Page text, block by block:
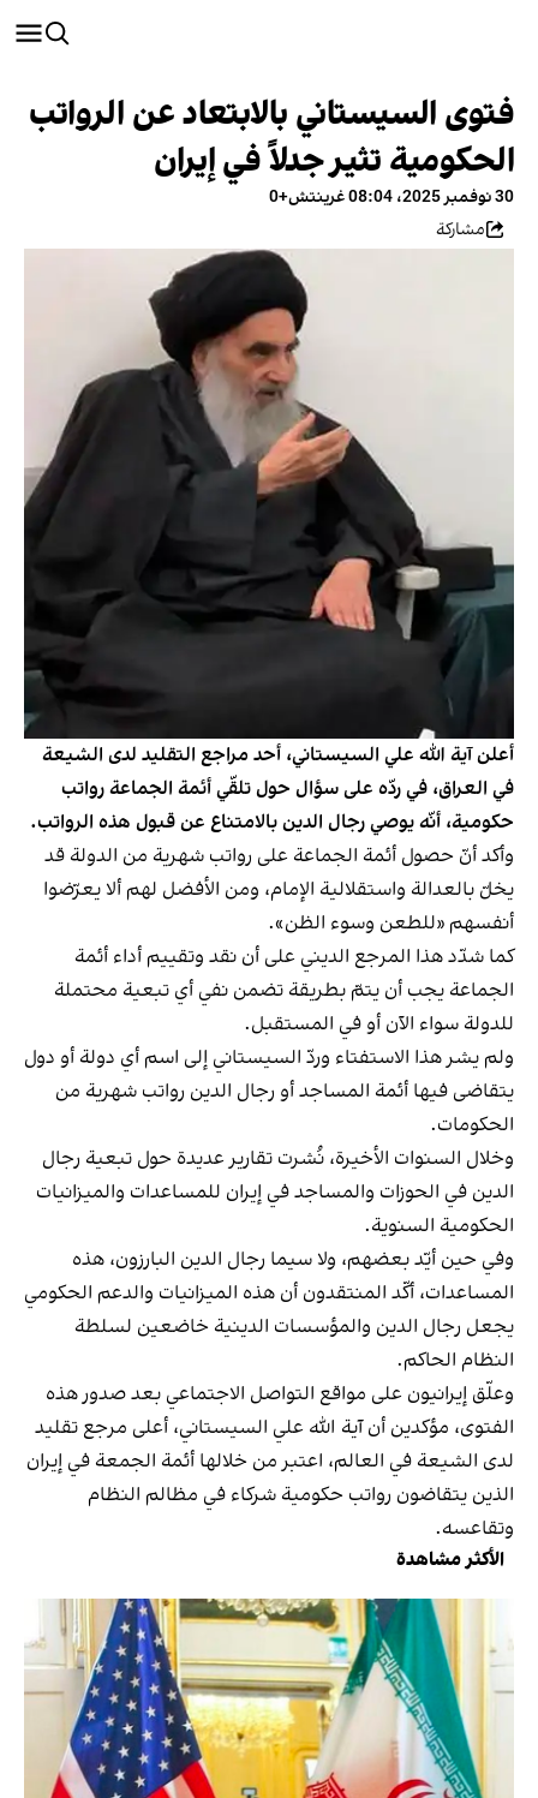
فتوى السيستاني بالابتعاد عن الرواتب
الحكومية تثير جدلاً في إيران
30 نوفمبر 2025، 08:04 غرينتش+0
مشاركة
أعلن آية الله علي السيستاني، أحد مراجع التقليد لدى الشيعة
في العراق، في ردّه على سؤال حول تلقّي أئمة الجماعة رواتب
حكومية، أنّه يوصي رجال الدين بالامتناع عن قبول هذه الرواتب.
وأكد أنّ حصول أئمة الجماعة على رواتب شهرية من الدولة قد
يخلّ بالعدالة واستقلالية الإمام، ومن الأفضل لهم ألا يعرّضوا
أنفسهم «للطعن وسوء الظن».
كما شدّد هذا المرجع الديني على أن نقد وتقييم أداء أئمة
الجماعة يجب أن يتمّ بطريقة تضمن نفي أي تبعية محتملة
للدولة سواء الآن أو في المستقبل.
ولم يشر هذا الاستفتاء وردّ السيستاني إلى اسم أي دولة أو دول
يتقاضى فيها أئمة المساجد أو رجال الدين رواتب شهرية من
الحكومات.
وخلال السنوات الأخيرة، نُشرت تقارير عديدة حول تبعية رجال
الدين في الحوزات والمساجد في إيران للمساعدات والميزانيات
الحكومية السنوية.
وفي حين أيّد بعضهم، ولا سيما رجال الدين البارزون، هذه
المساعدات، أكّد المنتقدون أن هذه الميزانيات والدعم الحكومي
يجعل رجال الدين والمؤسسات الدينية خاضعين لسلطة
النظام الحاكم.
وعلّق إيرانيون على مواقع التواصل الاجتماعي بعد صدور هذه
الفتوى، مؤكدين أن آية الله علي السيستاني، أعلى مرجع تقليد
لدى الشيعة في العالم، اعتبر من خلالها أئمة الجمعة في إيران
الذين يتقاضون رواتب حكومية شركاء في مظالم النظام
وتقاعسه.
الأكثر مشاهدة